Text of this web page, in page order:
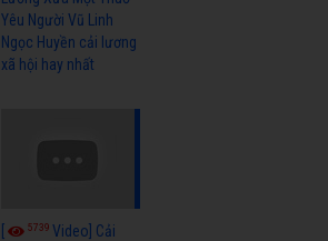
Yêu Người Vũ Linh
Ngọc Huyền cải lương
xã hội hay nhất
5739Video] Cải